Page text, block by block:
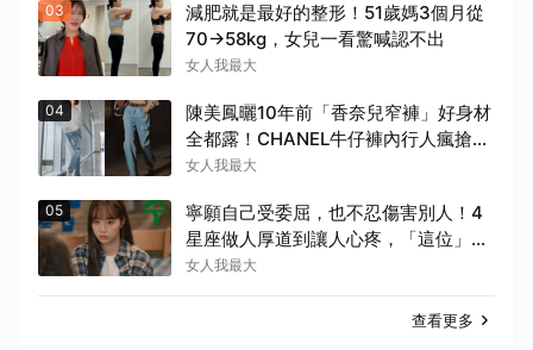
03
減肥就是最好的整形！51歲媽3個月從
70→58kg，女兒一看驚喊認不出
女人我最大
04
陳美鳳曬10年前「香奈兒窄褲」好身材
全都露！CHANEL牛仔褲內行人瘋搶，
窄褲回歸必看這幾條
女人我最大
05
寧願自己受委屈，也不忍傷害別人！4
星座做人厚道到讓人心疼，「這位」敏
感細膩搞得自己不斷內耗
女人我最大
查看更多